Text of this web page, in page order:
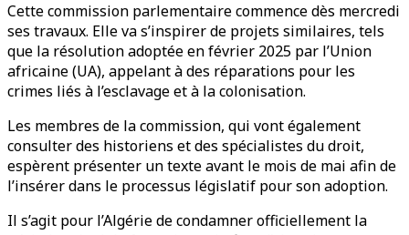
Cette commission parlementaire commence dès mercredi
ses travaux. Elle va s’inspirer de projets similaires, tels
que la résolution adoptée en février 2025 par l’Union
africaine (UA), appelant à des réparations pour les
crimes liés à l’esclavage et à la colonisation.
Les membres de la commission, qui vont également
consulter des historiens et des spécialistes du droit,
espèrent présenter un texte avant le mois de mai afin de
l’insérer dans le processus législatif pour son adoption.
Il s’agit pour l’Algérie de condamner officiellement la